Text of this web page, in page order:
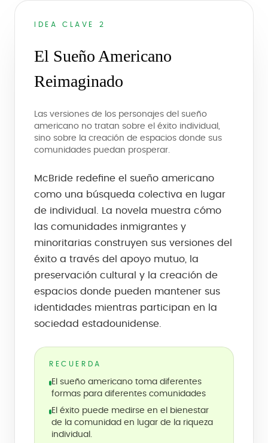
IDEA CLAVE 2
El Sueño Americano
Reimaginado
Las versiones de los personajes del sueño
americano no tratan sobre el éxito individual,
sino sobre la creación de espacios donde sus
comunidades puedan prosperar.
McBride redefine el sueño americano
como una búsqueda colectiva en lugar
de individual. La novela muestra cómo
las comunidades inmigrantes y
minoritarias construyen sus versiones del
éxito a través del apoyo mutuo, la
preservación cultural y la creación de
espacios donde pueden mantener sus
identidades mientras participan en la
sociedad estadounidense.
RECUERDA
El sueño americano toma diferentes
formas para diferentes comunidades
El éxito puede medirse en el bienestar
de la comunidad en lugar de la riqueza
individual.